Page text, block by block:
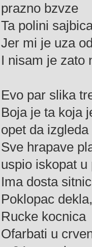
prazno bzvze
Ta polini
Jer mi je uza
I nisam je zato
Evo par slika
Boja je ta koja
opet da
Sve hrapave
uspio iskopat
Ima dosta
Poklopac
Rucke kocnica
Ofarbati u